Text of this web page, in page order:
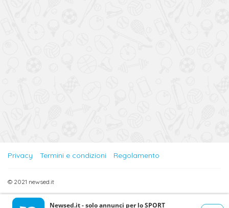
Privacy Termini e condizioni Regolamento
© 2021 newsed.it